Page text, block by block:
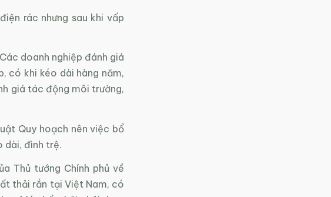
rác nhưng sau khi vấp
doanh nghiệp đánh giá
có khi kéo dài hàng năm,
giá tác động môi trường,
Quy hoạch nên việc bổ
dài, đình trệ.
Thủ tướng Chính phủ về
thải rắn tại Việt Nam, có